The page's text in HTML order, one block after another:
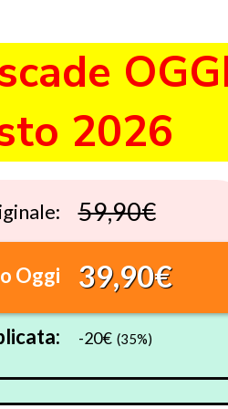
2026
59,90€
Oggi 39,90€
-20€ (35%)